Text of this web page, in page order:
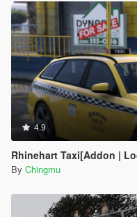
4.9
Rhinehart Taxi[Addon |
By Chingmu